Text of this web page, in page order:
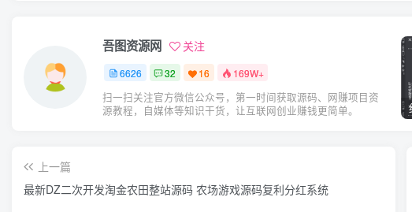
吾图资源网 关注
6626 32 16 169W+
扫一扫关注官方微信公众号，第一时间获取源码、网赚项目资
源教程，自媒体等知识干货，让互联网创业赚钱更简单。
上一篇
最新DZ二次开发淘金农田整站源码 农场游戏源码复利分红系统